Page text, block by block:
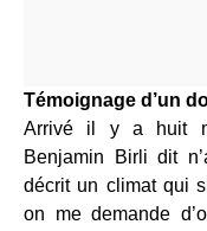
Témoignage d’un
Arrivé il y a huit
Benjamin Birli dit
décrit un climat qui
on me demande